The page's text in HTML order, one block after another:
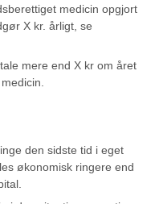
medicin opgjort
X kr. årligt, se
mere end X kr om året
den sidste tid i eget
økonomisk ringere end